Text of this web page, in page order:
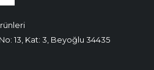
13, Kat: 3, Beyoğlu 34435